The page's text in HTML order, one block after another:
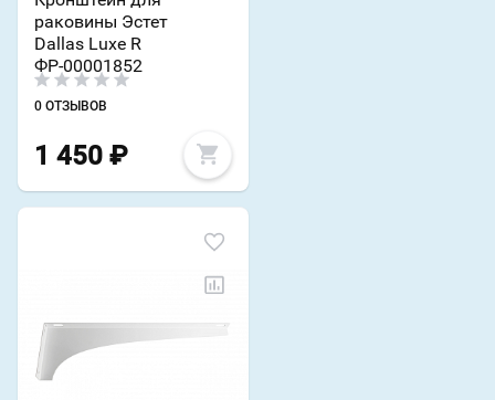
раковины Эстет
Dallas Luxe R
ФР-00001852
0 ОТЗЫВОВ
1 450 ₽